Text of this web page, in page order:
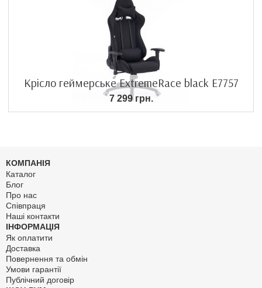
Крісло геймерське ExtremeRace black E7757
7 299 грн.
КОМПАНІЯ
Каталог
Блог
Про нас
Співпраця
Наші контакти
ІНФОРМАЦІЯ
Як оплатити
Доставка
Повернення та обмін
Умови гарантії
Публічний договір